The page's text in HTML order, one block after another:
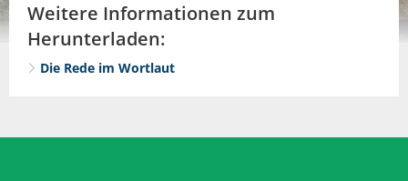
Weitere Informationen zum
Herunterladen:
Die Rede im Wortlaut